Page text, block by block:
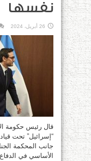
نفسها
26 أبريل، 2024
قال رئيس حكومة
“إسرائيل” تحت
جانب المحكمة
الأساسي في